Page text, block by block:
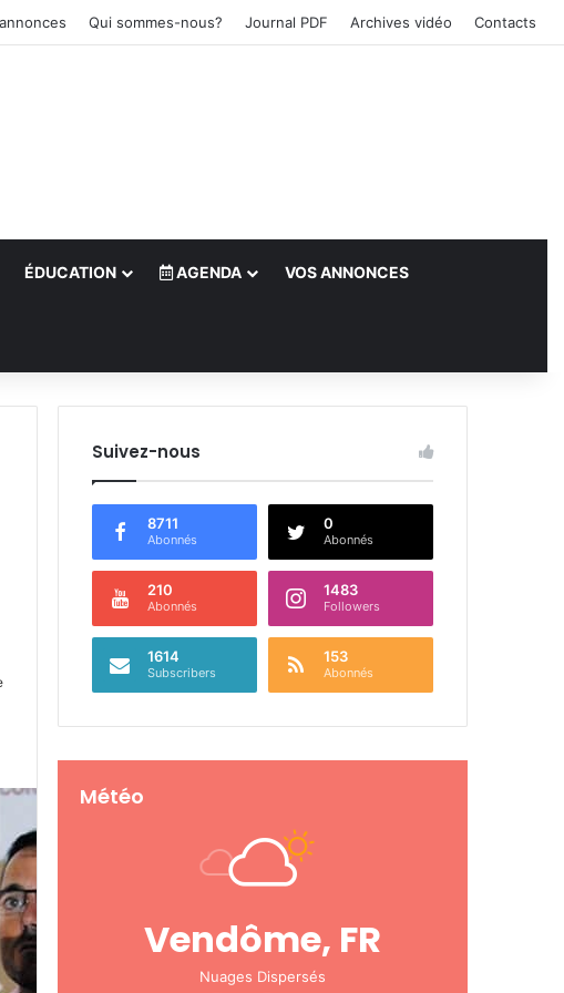
Qui sommes-nous? Journal PDF Archives vidéo Contacts
ÉDUCATION AGENDA VOS ANNONCES
latérale)
Suivez-nous
8711
Abonnés
0
Abonnés
210
Abonnés
1483
Followers
1614
Subscribers
153
Abonnés
Météo
Vendôme, FR
Nuages Dispersés